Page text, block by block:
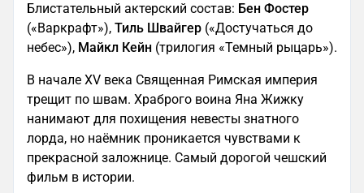
Блистательный актерский состав: Бен Фостер
(«Варкрафт»), Тиль Швайгер («Достучаться до
небес»), Майкл Кейн (трилогия «Темный рыцарь»).
В начале XV века Священная Римская империя
трещит по швам. Храброго воина Яна Жижку
нанимают для похищения невесты знатного
лорда, но наёмник проникается чувствами к
прекрасной заложнице. Самый дорогой чешский
фильм в истории.